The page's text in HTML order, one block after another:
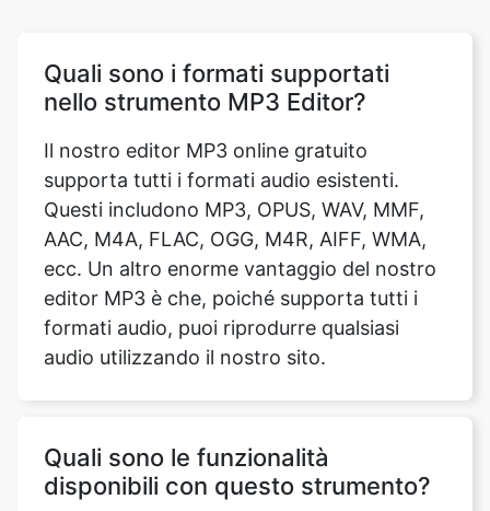
supporta tutti i formati audio esistenti.
Questi includono MP3, OPUS, WAV, MMF,
AAC, M4A, FLAC, OGG, M4R, AIFF, WMA,
ecc. Un altro enorme vantaggio del nostro
editor MP3 è che, poiché supporta tutti i
formati audio, puoi riprodurre qualsiasi
audio utilizzando il nostro sito.
Quali sono le funzionalità
molteplici funzionalità. Ti consente di
tagliare l'audio proprio come in Audio